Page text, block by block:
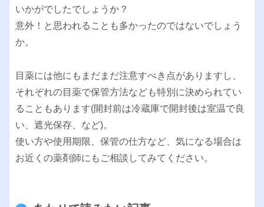
いかがでしたでしょうか？
意外！と思われることも多かったのではないでしょう
か。
目薬には他にもまだまだ注意すべき点がありますし、
それぞれの目薬で保管方法なども特別に決められてい
ることもあります(開封前は冷蔵庫で開封後は室温で良
い、遮光保存、など)。
使い方や使用期限、保管の仕方など、気になる場合は
お近くの薬剤師にもご相談してみてください。